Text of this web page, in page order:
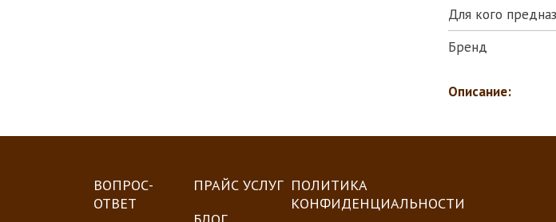
Для кого
Бренд
Описание:
ВОПРОС-
ОТВЕТ
ПРАЙС УСЛУГ ПОЛИТИКА
КОНФИДЕНЦИАЛЬНОСТИ